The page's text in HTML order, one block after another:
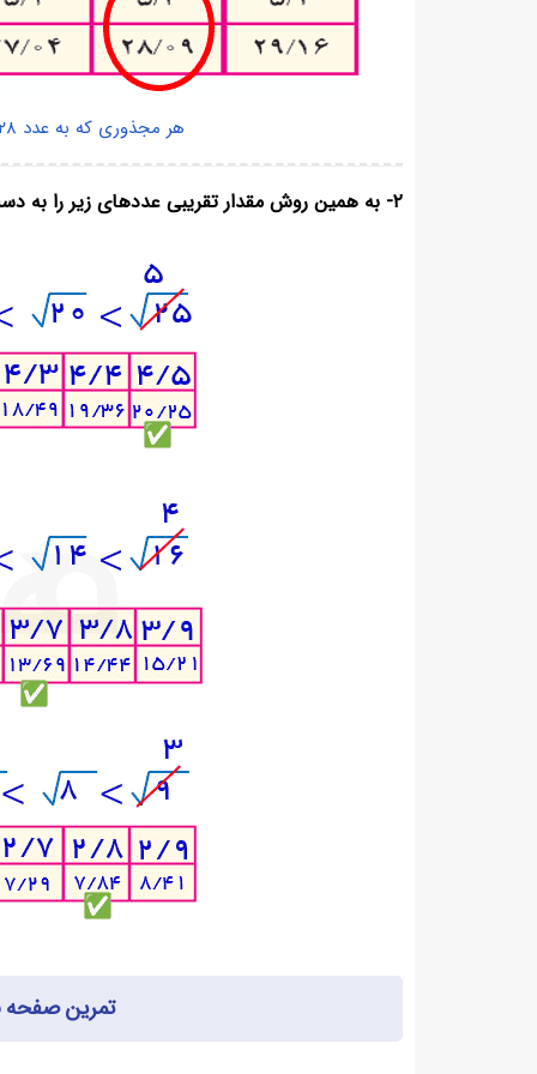
هر مجذوری که به عدد ۲۸ نزدیک‌تر باشد پاسخ مورد نظر ماست.
۲- به همین روش مقدار تقریبی عددهای زیر را به دست آورید.
تمرین صفحه ۹۵ ریاضی هفتم با جواب